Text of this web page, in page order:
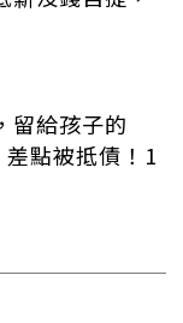
留給孩子的
差點被抵債！1